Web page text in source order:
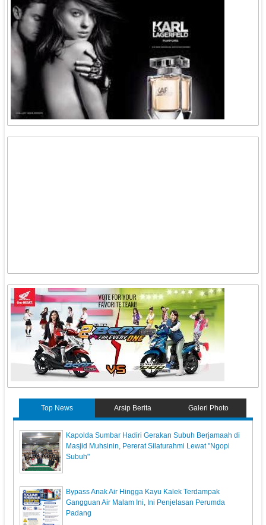
Top News Arsip Berita Galeri Photo
Kapolda Sumbar Hadiri Gerakan Subuh Berjamaah di
Masjid Muhsinin, Pererat Silaturahmi Lewat "Ngopi
Subuh"
Bypass Anak Air Hingga Kayu Kalek Terdampak
Gangguan Air Malam Ini, Ini Penjelasan Perumda
Padang